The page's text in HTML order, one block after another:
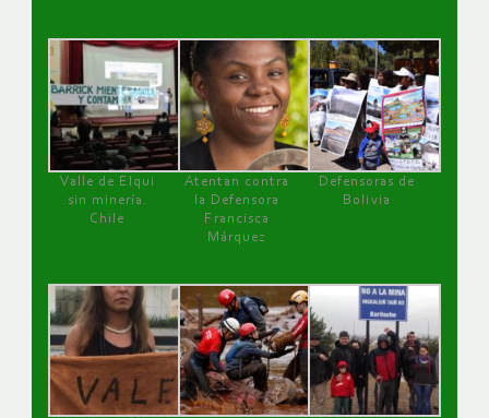
Valle de Elqui
sin minería.
Chile
Atentan contra
la Defensora
Francisca
Márquez
Defensoras de
Bolivia